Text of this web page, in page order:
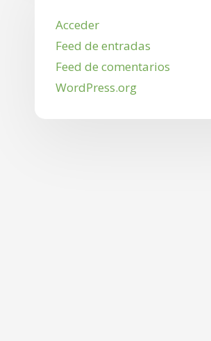
Acceder
Feed de entradas
Feed de comentarios
WordPress.org